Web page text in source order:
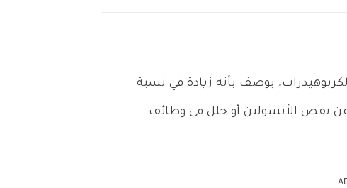
يوصف بأنه زيادة في نسبة
عن نقص الأنسولين أو خلل في وظائف